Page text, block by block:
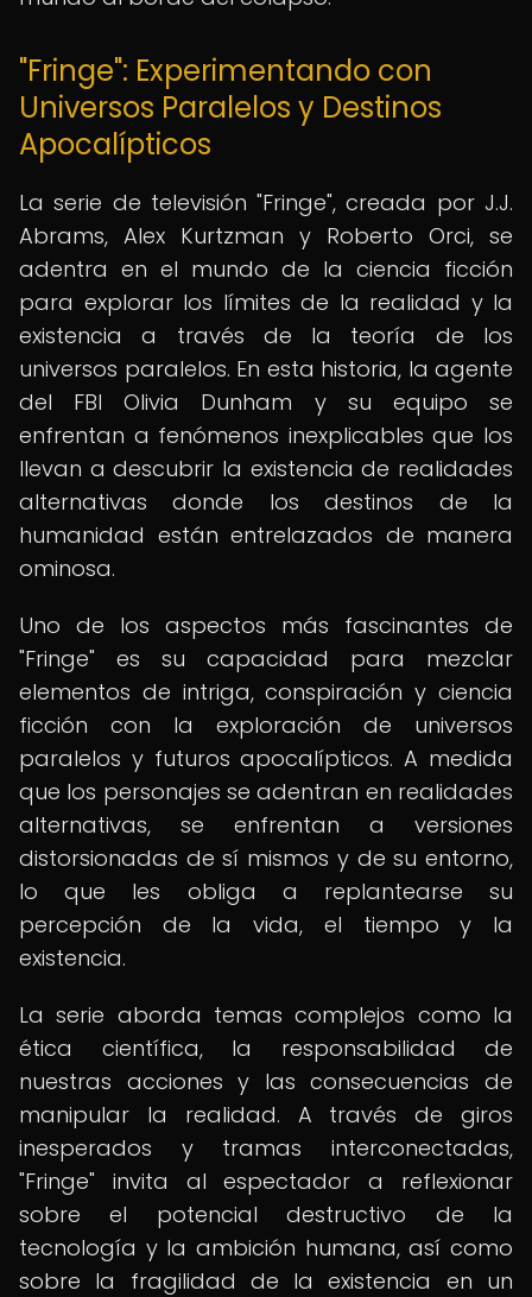
"Fringe": Experimentando con
Universos Paralelos y Destinos
Apocalípticos
La serie de televisión "Fringe", creada por J.J.
Abrams, Alex Kurtzman y Roberto Orci, se
adentra en el mundo de la ciencia ficción
para explorar los límites de la realidad y la
existencia a través de la teoría de los
universos paralelos. En esta historia, la agente
del FBI Olivia Dunham y su equipo se
enfrentan a fenómenos inexplicables que los
llevan a descubrir la existencia de realidades
alternativas donde los destinos de la
humanidad están entrelazados de manera
ominosa.
Uno de los aspectos más fascinantes de
"Fringe" es su capacidad para mezclar
elementos de intriga, conspiración y ciencia
ficción con la exploración de universos
paralelos y futuros apocalípticos. A medida
que los personajes se adentran en realidades
alternativas, se enfrentan a versiones
distorsionadas de sí mismos y de su entorno,
lo que les obliga a replantearse su
percepción de la vida, el tiempo y la
existencia.
La serie aborda temas complejos como la
ética científica, la responsabilidad de
nuestras acciones y las consecuencias de
manipular la realidad. A través de giros
inesperados y tramas interconectadas,
"Fringe" invita al espectador a reflexionar
sobre el potencial destructivo de la
tecnología y la ambición humana, así como
sobre la fragilidad de la existencia en un